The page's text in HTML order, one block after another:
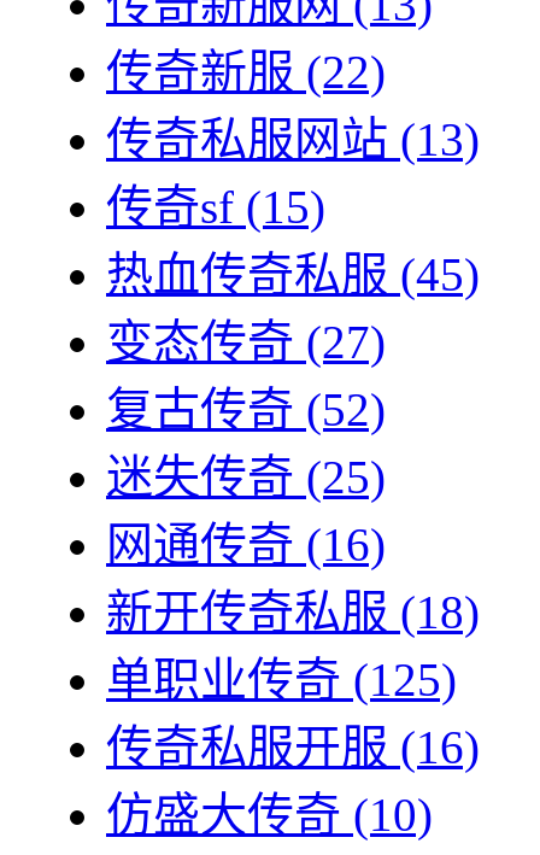
传奇新服 (22)
传奇私服网站 (13)
传奇sf (15)
热血传奇私服 (45)
变态传奇 (27)
复古传奇 (52)
迷失传奇 (25)
网通传奇 (16)
新开传奇私服 (18)
单职业传奇 (125)
传奇私服开服 (16)
仿盛大传奇 (10)